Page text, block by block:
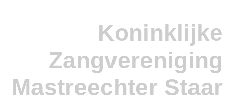
Koninklijke
Zangvereniging
Mastreechter Staar